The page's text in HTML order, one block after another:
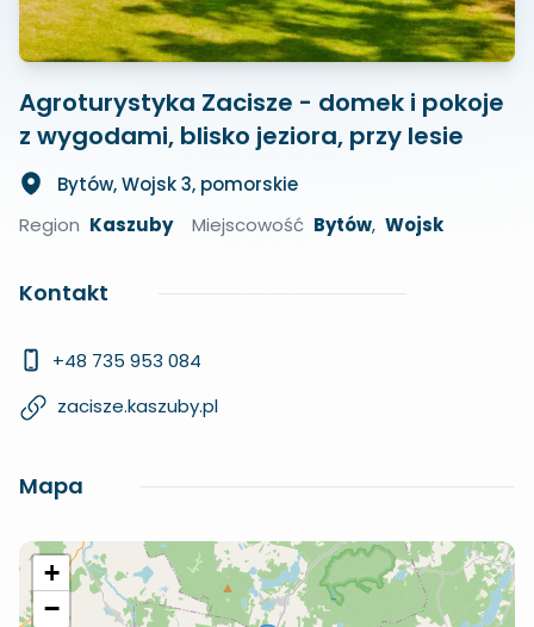
Agroturystyka Zacisze - domek i pokoje
z wygodami, blisko jeziora, przy lesie
Bytów, Wojsk 3, pomorskie
Region Kaszuby Miejscowość Bytów, Wojsk
Kontakt
+48 735 953 084
zacisze.kaszuby.pl
Mapa
+
−